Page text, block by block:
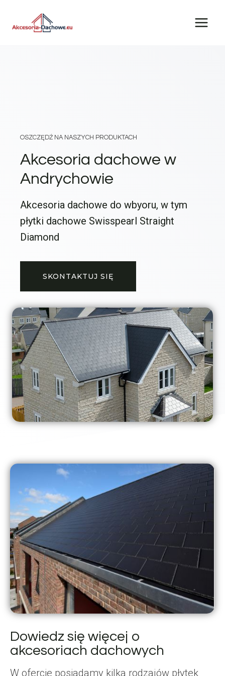
OSZCZĘDŹ NA NASZYCH PRODUKTACH
Akcesoria dachowe w
Andrychowie
Akcesoria dachowe do wbyoru, w tym
płytki dachowe Swisspearl Straight
Diamond
SKONTAKTUJ SIĘ
Dowiedz się więcej o
akcesoriach dachowych
W ofercie posiadamy kilka rodzajów płytek